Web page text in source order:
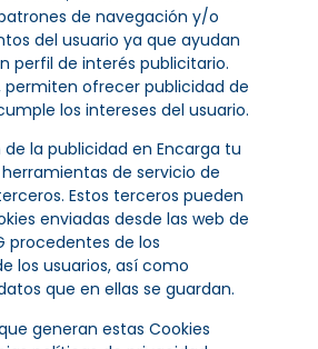
de navegación y/o
del usuario ya que ayudan
perfil de interés publicitario.
permiten ofrecer publicidad de
los intereses del usuario.
de la publicidad en Encarga tu
herramientas de servicio de
Estos terceros pueden
enviadas desde las web de
procedentes de los
los usuarios, así como
que en ellas se guardan.
generan estas Cookies